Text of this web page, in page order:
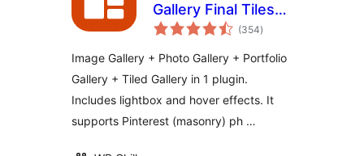
Gallery Final Tiles
Grid
(354საერთო
რეიტინგი
)
Image Gallery + Photo Gallery + Portfolio
Gallery + Tiled Gallery in 1 plugin.
Includes lightbox and hover effects. It
supports Pinterest (masonry) ph …